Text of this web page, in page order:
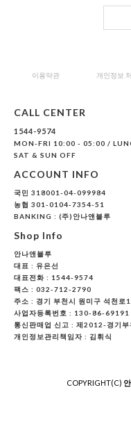
이용약관 개인정보
CALL CENTER
1544-9574
MON-FRI 10:00 - 05:00 /
SAT & SUN OFF
ACCOUNT INFO
국민 318001-04-099984
농협 301-0104-7354-51
BANKING : (주)안나앤블루
Shop Info
안나앤블루
대표 : 유은선
대표전화 : 1544-9574
팩스 : 032-712-2790
주소 : 경기 부천시 원미구 석천로
사업자등록번호 : 130-86-69191
통신판매업 신고 : 제2012-경기
개인정보관리책임자 : 김휘식
COPYRIGHT(C)